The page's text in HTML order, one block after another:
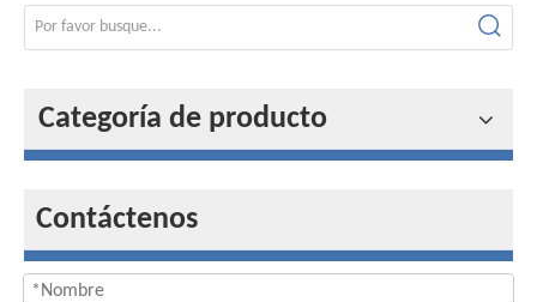
Categoría de producto
Contáctenos